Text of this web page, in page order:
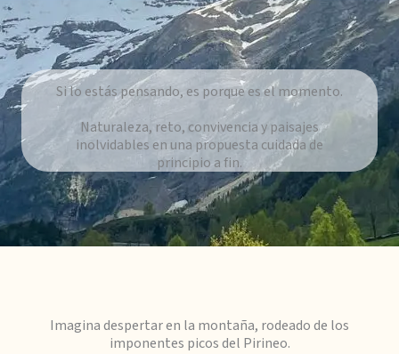
Si lo estás pensando, es porque es el momento.
Naturaleza, reto, convivencia y paisajes
inolvidables en una propuesta cuidada de
principio a fin.
Imagina despertar en la montaña, rodeado de los
imponentes picos del Pirineo.